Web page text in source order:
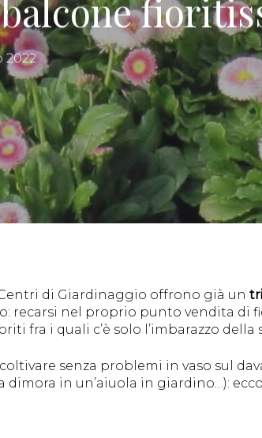
2022
di Giardinaggio offrono già un
recarsi nel proprio punto vendita di
fra i quali c’è solo l’imbarazzo della
senza problemi in vaso sul
dimora in un’aiuola in giardino…):